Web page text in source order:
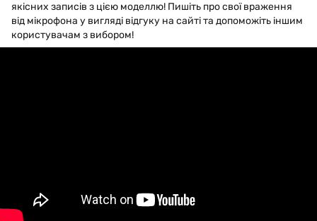
якісних записів з цією моделлю! Пишіть про свої враження
від мікрофона у вигляді відгуку на сайті та допоможіть іншим
користувачам з вибором!